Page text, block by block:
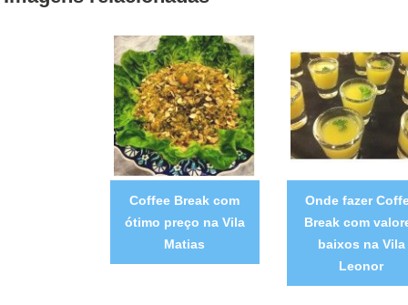
Coffee Break com
ótimo preço na Vila
Matias
Onde fazer
Break com
baixos na Vila
Leonor